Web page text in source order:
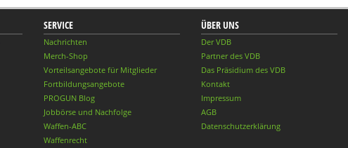
SERVICE
Nachrichten
Merch-Shop
Vorteilsangebote für Mitglieder
Fortbildungsangebote
PROGUN Blog
Jobbörse und Nachfolge
Waffen-ABC
Waffenrecht
ÜBER UNS
Der VDB
Partner des VDB
Das Präsidium des VDB
Kontakt
Impressum
AGB
Datenschutzerklärung